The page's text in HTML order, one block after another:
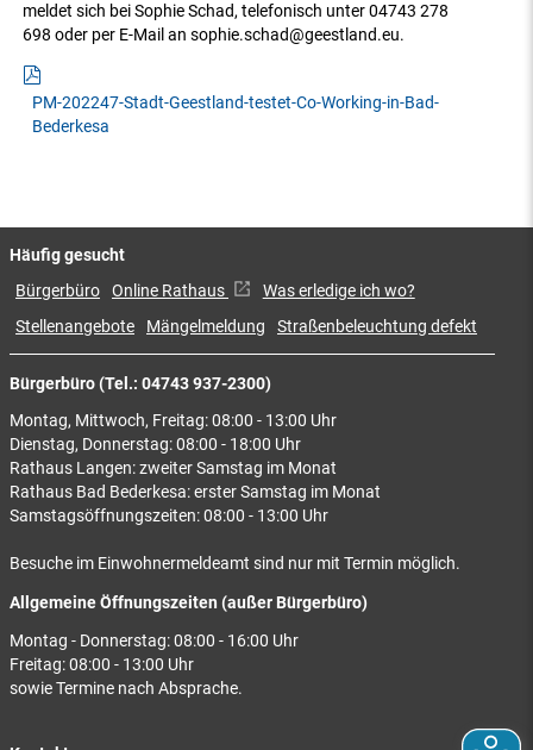
meldet sich bei Sophie Schad, telefonisch unter 04743 278
698 oder per E-Mail an sophie.schad@geestland.eu.
PM-202247-Stadt-Geestland-testet-Co-Working-in-Bad-
Bederkesa
Bürgerbüro (Tel.: 04743 937-2300)
Montag, Mittwoch, Freitag: 08:00 - 13:00 Uhr
Dienstag, Donnerstag: 08:00 - 18:00 Uhr
Rathaus Langen: zweiter Samstag im Monat
Rathaus Bad Bederkesa: erster Samstag im Monat
Samstagsöffnungszeiten: 08:00 - 13:00 Uhr
Besuche im Einwohnermeldeamt sind nur mit Termin möglich.
Allgemeine Öffnungszeiten (außer Bürgerbüro)
Montag - Donnerstag: 08:00 - 16:00 Uhr
Freitag: 08:00 - 13:00 Uhr
sowie Termine nach Absprache.
Häufig gesucht
Bürgerbüro Online Rathaus
Was erledige ich wo?
Stellenangebote
Mängelmeldung Straßenbeleuchtung defekt